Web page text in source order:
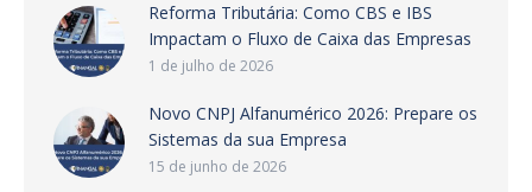
Reforma Tributária: Como CBS e IBS
Impactam o Fluxo de Caixa das Empresas
1 de julho de 2026
Novo CNPJ Alfanumérico 2026: Prepare os
Sistemas da sua Empresa
15 de junho de 2026